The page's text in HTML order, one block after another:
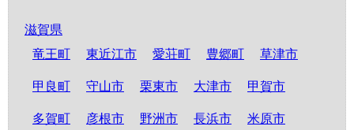
滋賀県
竜王町
東近江市 愛荘町 豊郷町 草津市
甲良町 守山市 栗東市 大津市 甲賀市
多賀町 彦根市 野洲市 長浜市 米原市